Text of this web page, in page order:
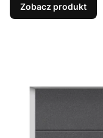
Zobacz produkt